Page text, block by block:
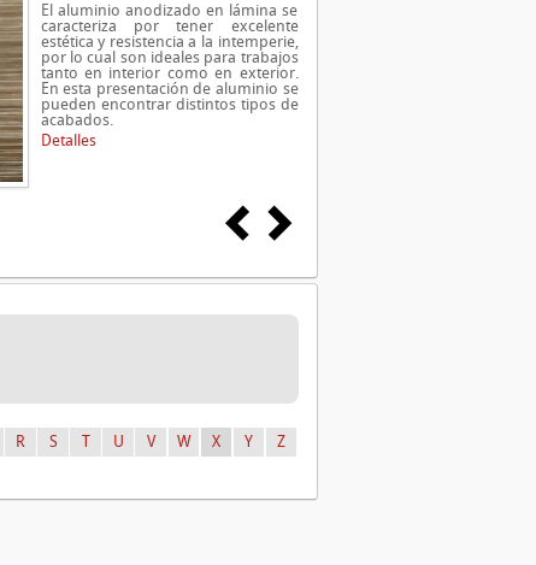
El aluminio anodizado en lámina se
caracteriza por tener excelente
estética y resistencia a la intemperie,
por lo cual son ideales para trabajos
tanto en interior como en exterior.
En esta presentación de aluminio se
pueden encontrar distintos tipos de
acabados.
Detalles
R S T U V W X Y Z